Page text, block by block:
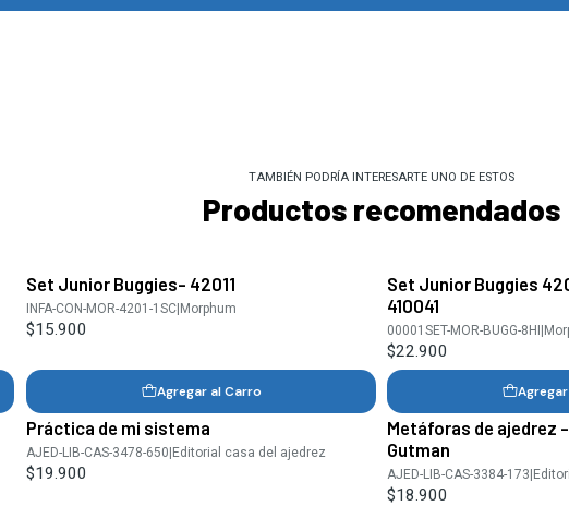
TAMBIÉN PODRÍA INTERESARTE UNO DE ESTOS
Productos recomendados
Set Junior Buggies- 42011
INFA-CON-MOR-4201-1SC| Morphum
$15.900
Agregar al Carro
Set Junior Buggies
410041
00001SET-MOR-BUGG-8HI
$22.900
Práctica de mi sistema
AJED-LIB-CAS-3478-650|Editorial casa del ajedrez
$19.900
Metáforas de ajedrez
Gutman
AJED-LIB-CAS-3384-173|
$18.900